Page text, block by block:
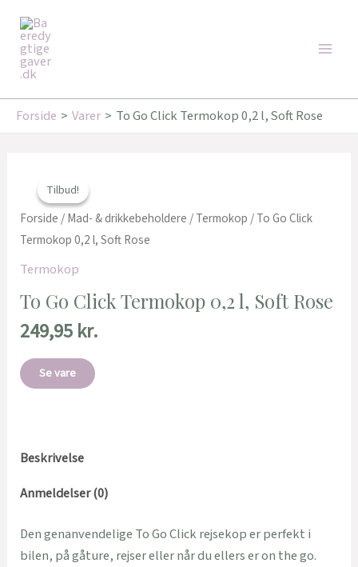
indholdet
Forside Varer To Go Click Termokop 0,2 l, Soft Rose
Forside /Mad- & drikkebeholdere /Termokop / To Go Click
Termokop 0,2 l, Soft Rose
Termokop
To Go Click Termokop 0,2 l, Soft Rose
249,95 kr.
Se vare
Beskrivelse
Anmeldelser (0)
Den genanvendelige To Go Click rejsekop er perfekt i
bilen, på gåture, rejser eller når du ellers er on the go.
Tilbud!
Tilbud!oprindelige
pris
var:
349,95 kr..
er:
246,00 kr..